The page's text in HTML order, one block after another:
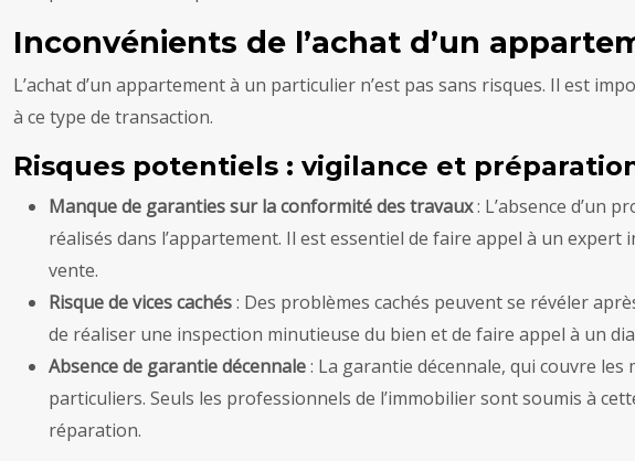
Inconvénients de l’achat d’un
L’achat d’un appartement à un particulier n’est pas sans risques. Il est
à ce type de transaction.
Risques potentiels : vigilance et
Manque de garanties sur la conformité des travaux: L’absence d’un
réalisés dans l’appartement. Il est essentiel de faire appel à un
vente.
Risque de vices cachés: Des problèmes cachés peuvent se révéler
de réaliser une inspection minutieuse du bien et de faire appel à un
Absence de garantie décennale: La garantie décennale, qui couvre
particuliers. Seuls les professionnels de l’immobilier sont soumis à
réparation.